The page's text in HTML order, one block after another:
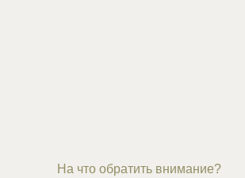
На что обратить внимание?